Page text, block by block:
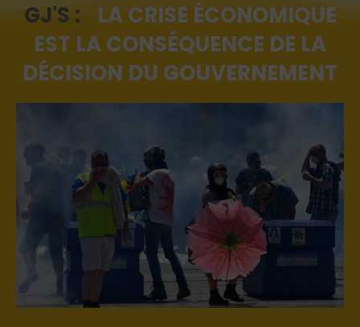
GJ'S :
LA CRISE ÉCONOMIQUE
EST LA CONSÉQUENCE DE LA
DÉCISION DU GOUVERNEMENT